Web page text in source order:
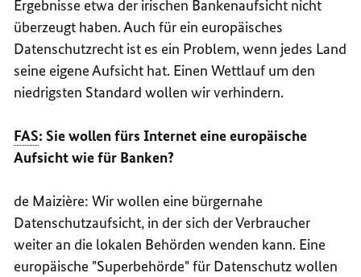
Ergebnisse etwa der irischen Bankenaufsicht nicht
überzeugt haben. Auch für ein europäisches
Datenschutzrecht ist es ein Problem, wenn jedes Land
seine eigene Aufsicht hat. Einen Wettlauf um den
niedrigsten Standard wollen wir verhindern.
FAS: Sie wollen fürs Internet eine europäische
Aufsicht wie für Banken?
de Maizière: Wir wollen eine bürgernahe
Datenschutzaufsicht, in der sich der Verbraucher
weiter an die lokalen Behörden wenden kann. Eine
europäische "Superbehörde" für Datenschutz wollen